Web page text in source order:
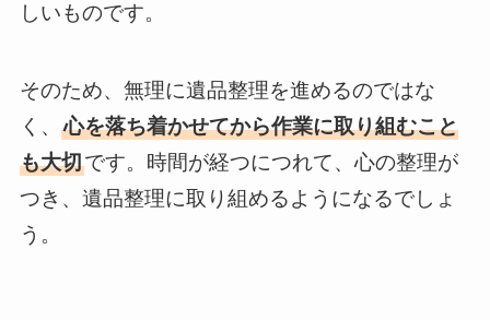
しいものです。
そのため、無理に遺品整理を進めるのではな
く、 心を落ち着かせてから作業に取り組むこと
も大切です。時間が経つにつれて、心の整理が
つき、遺品整理に取り組めるようになるでしょ
う。